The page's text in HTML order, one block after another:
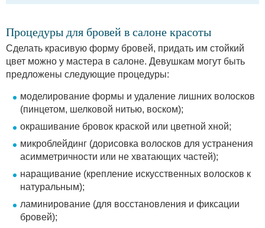
Процедуры для бровей в салоне красоты
Сделать красивую форму бровей, придать им стойкий
цвет можно у мастера в салоне. Девушкам могут быть
предложены следующие процедуры:
моделирование формы и удаление лишних волосков
(пинцетом, шелковой нитью, воском);
окрашивание бровок краской или цветной хной;
микроблейдинг (дорисовка волосков для устранения
асимметричности или не хватающих частей);
наращивание (крепление искусственных волосков к
натуральным);
ламинирование (для восстановления и фиксации
бровей);